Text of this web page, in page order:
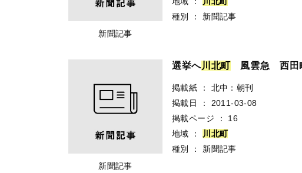
新聞記事
種別
： 新聞記事
新聞記事
選挙へ川 北町風雲急 西田
掲載紙 ：
北中：朝刊
掲載日
：
2011-03-08
掲載ページ
：
16
地域
： 川 北町
種別
： 新聞記事